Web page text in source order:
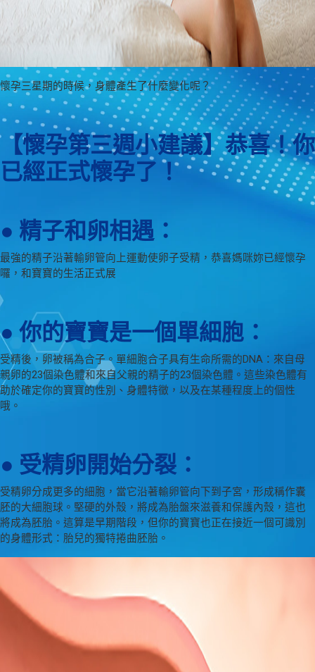
懷孕三星期的時候，身體產生了什麼變化呢？
【懷孕第三週小建議】恭喜！你
已經正式懷孕了！
● 精子和卵相遇：
最強的精子沿著輸卵管向上運動使卵子受精，恭喜媽咪妳已經懷孕
囉，和寶寶的生活正式展
● 你的寶寶是一個單細胞：
受精後，卵被稱為合子。單細胞合子具有生命所需的DNA：來自母
親卵的23個染色體和來自父親的精子的23個染色體。這些染色體有
助於確定你的寶寶的性別、身體特徵，以及在某種程度上的個性
哦。
● 受精卵開始分裂：
受精卵分成更多的細胞，當它沿著輸卵管向下到子宮，形成稱作囊
胚的大細胞球。堅硬的外殼，將成為胎盤來滋養和保護內殼，這也
將成為胚胎。這算是早期階段，但你的寶寶也正在接近一個可識別
的身體形式：胎兒的獨特捲曲胚胎。